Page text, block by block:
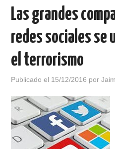
Las grandes
redes sociales se
el terrorismo
Publicado el 15/12/2016 por